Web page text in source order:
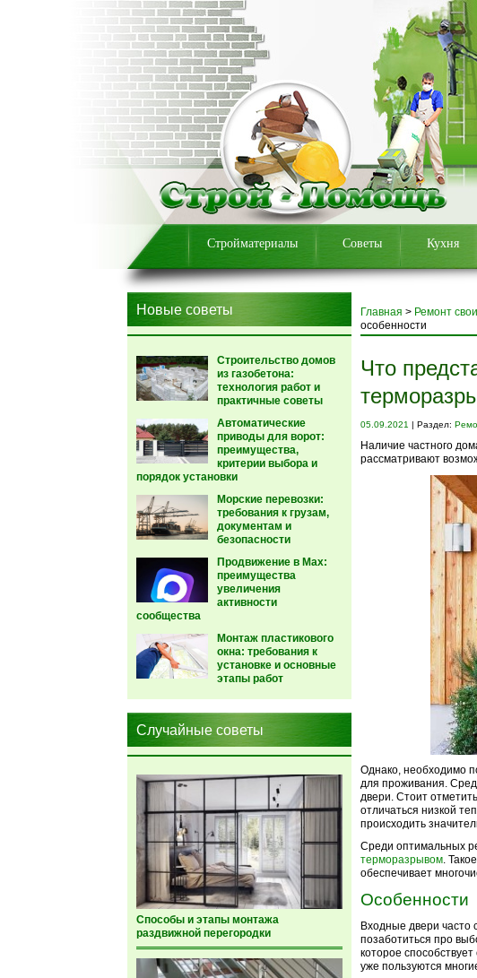
Стройматериалы Советы Кухня
Новые советы
Строительство домов
из газобетона:
технология работ и
практичные советы
Автоматические
приводы для ворот:
преимущества,
критерии выбора и
порядок установки
Морские перевозки:
требования к грузам,
документам и
безопасности
Продвижение в Max:
преимущества
увеличения
активности
сообщества
Монтаж пластикового
окна: требования к
установке и основные
этапы работ
Случайные советы
Способы и этапы монтажа
раздвижной перегородки
Главная > Ремонт
особенности
Что
05.09.2021 | Раздел:
Наличие частного
рассматривают
Однако, необходимо
для проживания.
двери. Стоит
отличаться низкой
происходить
Среди оптимальных
терморазрывом.
обеспечивает
Особенности
Входные двери часто
позаботиться про
которое
уже пользуются